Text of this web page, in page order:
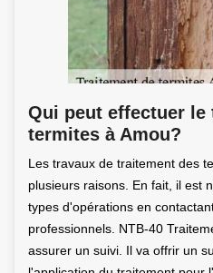
Qui peut effectuer le
termites à Amou?
Les travaux de traitement des
plusieurs raisons. En fait, il est
types d'opérations en
professionnels. NTB-40
assurer un suivi. Il va offrir un